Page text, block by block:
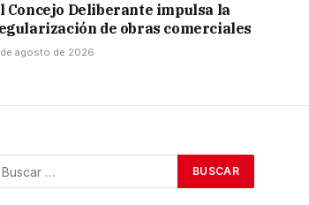
Concejo Deliberante impulsa la
de obras comerciales
agosto de 2026